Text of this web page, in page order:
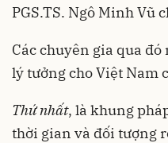
PGS.TS. Ngô Minh Vũ
Các chuyên gia qua
lý tưởng cho Việt Nam
Thứ nhất, là khung
thời gian và đối tượng